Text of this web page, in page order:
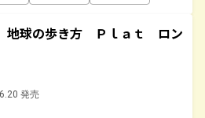
地球の歩き方 Ｐｌａｔ ロン
発売